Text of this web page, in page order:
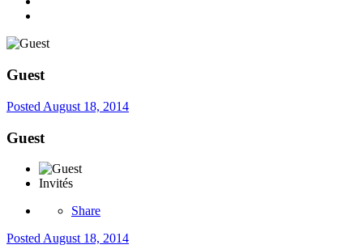
Guest
Posted August 18, 2014
Guest
Invités
Share
Posted August 18, 2014